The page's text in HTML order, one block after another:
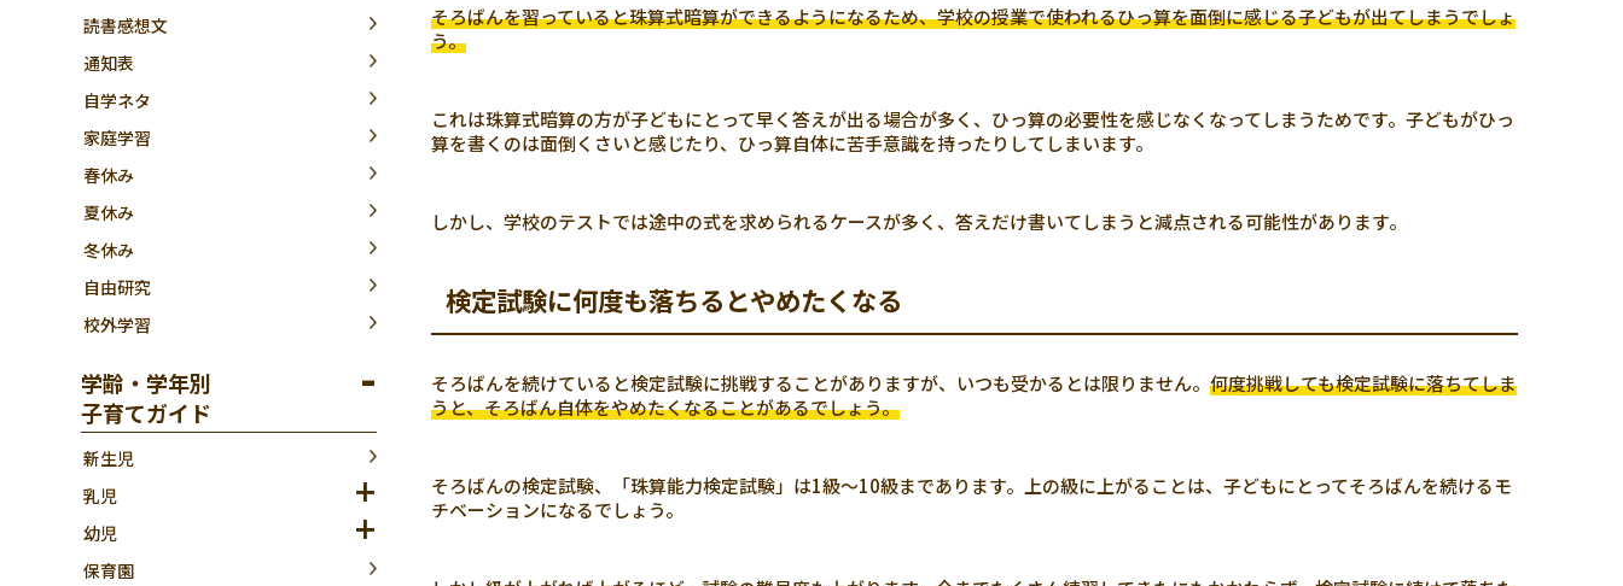
読書感想文
通知表
自学ネタ
家庭学習
春休み
夏休み
冬休み
自由研究
校外学習
学齢・学年別
子育てガイド
新生児
乳児
幼児
保育園
そろばんを習っていると珠算式暗算ができるようになるため、学校の授業で使われるひっ算を面倒に感じる子どもが出てしまうでしょ
う。
これは珠算式暗算の方が子どもにとって早く答えが出る場合が多く、ひっ算の必要性を感じなくなってしまうためです。子どもがひっ
算を書くのは面倒くさいと感じたり、ひっ算自体に苦手意識を持ったりしてしまいます。
しかし、学校のテストでは途中の式を求められるケースが多く、答えだけ書いてしまうと減点される可能性があります。
検定試験に何度も落ちるとやめたくなる
そろばんを続けていると検定試験に挑戦することがありますが、いつも受かるとは限りません。 何度挑戦しても検定試験に落ちてしま
うと、そろばん自体をやめたくなることがあるでしょう。
そろばんの検定試験、「珠算能力検定試験」は1級～10級まであります。上の級に上がることは、子どもにとってそろばんを続けるモ
チベーションになるでしょう。